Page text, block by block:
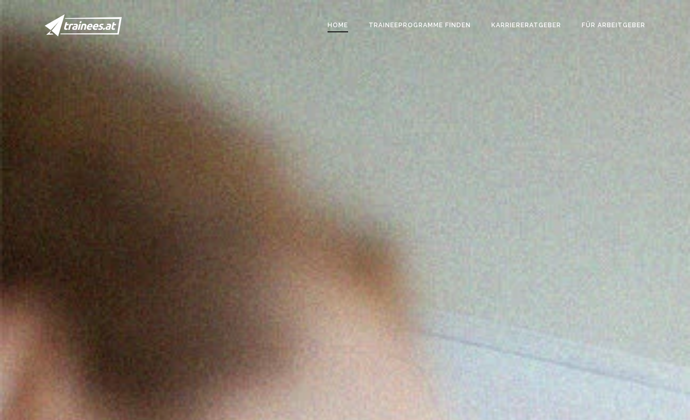
HOME TRAINEEPROGRAMME FINDEN KARRIERERATGEBER FÜR ARBEITGEBER